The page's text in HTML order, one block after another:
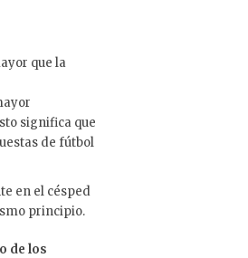
que la
significa que
de fútbol
en el césped
principio.
de los